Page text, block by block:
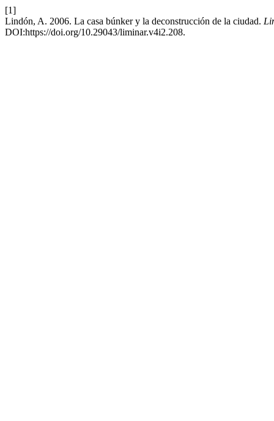
[1]
Lindón, A. 2006. La casa búnker y la deconstrucción de la ciudad.
DOI:https://doi.org/10.29043/liminar.v4i2.208.